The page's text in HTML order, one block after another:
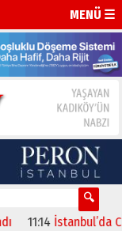
MENÜ ☰
11:14 İstanbul’da